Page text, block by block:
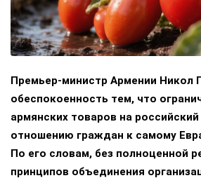
Премьер-министр Армении Никол
обеспокоенность тем, что
армянских товаров на
отношению граждан к самому
По его словам, без полноценной
принципов объединения